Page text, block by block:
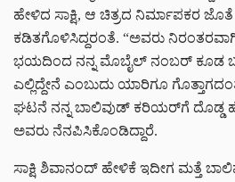
ಹೇಳಿದ ಸಾಕ್ಷಿ, ಆ ಚಿತ್ರದ ನಿರ್ಮಾಪಕರ
ಕಡಿತಗೊಳಿಸಿದ್ದರಂತೆ. “ಅವರು ನಿರಂತರವಾಗಿ
ಭಯದಿಂದ ನನ್ನ ಮೊಬೈಲ್ ನಂಬರ್ ಕೂಡ
ಎಲ್ಲಿದ್ದೇನೆ ಎಂಬುದು ಯಾರಿಗೂ
ಘಟನೆ ನನ್ನ ಬಾಲಿವುಡ್ ಕರಿಯರ್‌ಗೆ ದೊಡ್ಡ
ಅವರು ನೆನಪಿಸಿಕೊಂಡಿದ್ದಾರೆ.
ಸಾಕ್ಷಿ ಶಿವಾನಂದ್ ಹೇಳಿಕೆ ಇದೀಗ ಮತ್ತೆ